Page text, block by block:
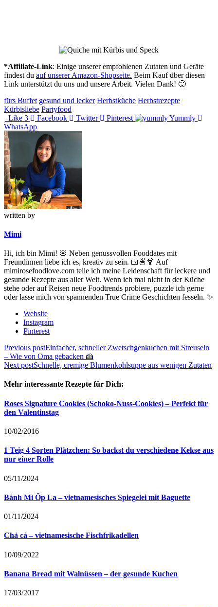
*Affiliate-Link: Einige unserer empfohlenen Zutaten und Geräte
findest du auf unserer Amazon-Shopseite. Beim Kauf über diesen
Link unterstützt du uns und unsere Arbeit. Vielen Dank! 🙂
fürs Buffet gesund und lecker Herbstküche Herbstrezepte
Kürbisliebe Partyfood
Like 3 Facebook Twitter Pinterest
Yummly
WhatsApp
written by
Mimi
Hi, ich bin Mimi! 🌸 Neben genussvollen Fooddates mit
Freundinnen liebe ich es, kreativ zu sein. 🍱🍜🍹 Auf
mimirosefoodlove.com teile ich meine Leidenschaft für leckere und
gesunde Rezepte aus aller Welt. Wenn ich mal nicht in der Küche
stehe oder auf Reisen neue Foodtrends probiere, puzzle ich gerne
oder lasse mich von spannenden True Crime Geschichten fesseln. ✨
Website
Instagram
Pinterest
Beitragsnavigation
Previous postEinfacher, schneller Zwetschgenkuchen mit Streuseln
– Wie von Oma gebacken 🍰
Next postSchnelle, cremige Blumenkohlsuppe aus wenigen Zutaten
Mehr interessante Rezepte für Dich:
Roses Signature Cookies (Schoko-Nuss-Cookies) – Perfekt für
den Valentinstag
10/02/2016
1 Teig 4 Sorten Plätzchen: So backst du verschiedene Kekse aus
nur einer Rolle
05/11/2024
Bánh Mì Ốp La – vietnamesisches Spiegelei mit Baguette
01/11/2024
Chả cá – vietnamesische Fischfrikadellen
10/09/2022
Banana Bread mit Walnüssen – der gesunde Kuchen
17/03/2017